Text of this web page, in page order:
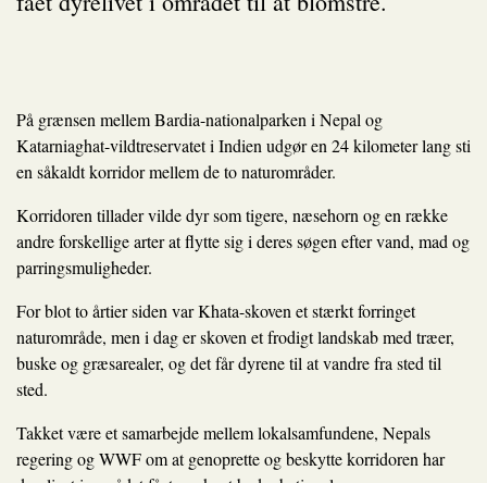
På grænsen mellem Bardia-nationalparken i Nepal og
Katarniaghat-vildtreservatet i Indien udgør en 24 kilometer lang sti
en såkaldt korridor mellem de to naturområder.
Korridoren tillader vilde dyr som tigere, næsehorn og en række
andre forskellige arter at flytte sig i deres søgen efter vand, mad og
parringsmuligheder.
For blot to årtier siden var Khata-skoven et stærkt forringet
naturområde, men i dag er skoven et frodigt landskab med træer,
buske og græsarealer, og det får dyrene til at vandre fra sted til
sted.
Takket være et samarbejde mellem lokalsamfundene, Nepals
regering og WWF om at genoprette og beskytte korridoren har